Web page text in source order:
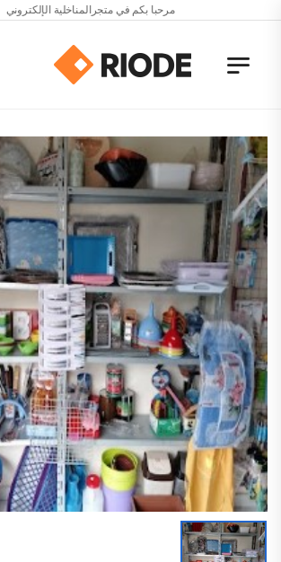
مرحبا بكم في متجرالمناخلية الإلكتروني